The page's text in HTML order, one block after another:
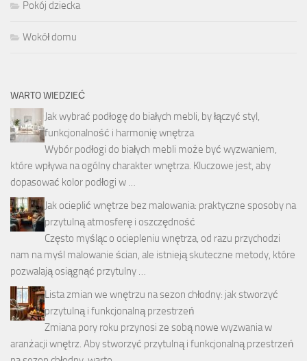
Pokój dziecka
Wokół domu
WARTO WIEDZIEĆ
Jak wybrać podłogę do białych mebli, by łączyć styl,
funkcjonalność i harmonię wnętrza
Wybór podłogi do białych mebli może być wyzwaniem,
które wpływa na ogólny charakter wnętrza. Kluczowe jest, aby
dopasować kolor podłogi w …
Jak ocieplić wnętrze bez malowania: praktyczne sposoby na
przytulną atmosferę i oszczędność
Często myśląc o ociepleniu wnętrza, od razu przychodzi
nam na myśl malowanie ścian, ale istnieją skuteczne metody, które
pozwalają osiągnąć przytulny …
Lista zmian we wnętrzu na sezon chłodny: jak stworzyć
przytulną i funkcjonalną przestrzeń
Zmiana pory roku przynosi ze sobą nowe wyzwania w
aranżacji wnętrz. Aby stworzyć przytulną i funkcjonalną przestrzeń